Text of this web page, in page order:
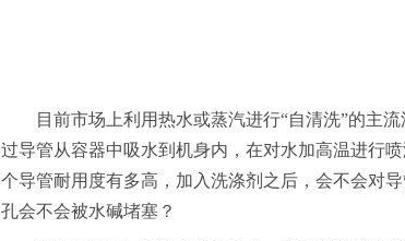
目前市场上利用热水或蒸汽进行“自清洗”的主
过导管从容器中吸水到机身内，在对水加高温进行
个导管耐用度有多高，加入洗涤剂之后，会不会对
孔会不会被水碱堵塞？